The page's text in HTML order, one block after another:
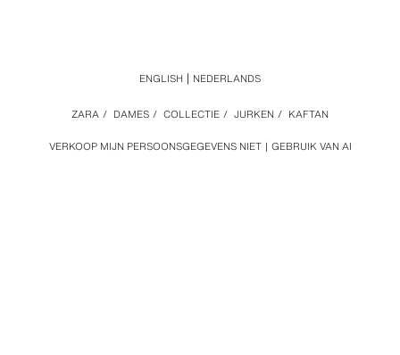
VERKOOP MIJN PERSOONSGEGEVENS NIET GEBRUIK VAN AI
ZARA / DAMES / COLLECTIE / JURKEN / KAFTAN
ENGLISH NEDERLANDS